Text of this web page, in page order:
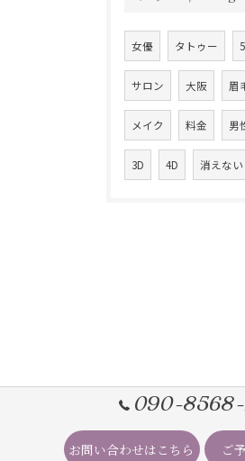
女優 タトゥー
サロン 大阪 眉
メイク 料金 男
3D 4D 消えない
090-8568-
お問い合わせはこちら ご